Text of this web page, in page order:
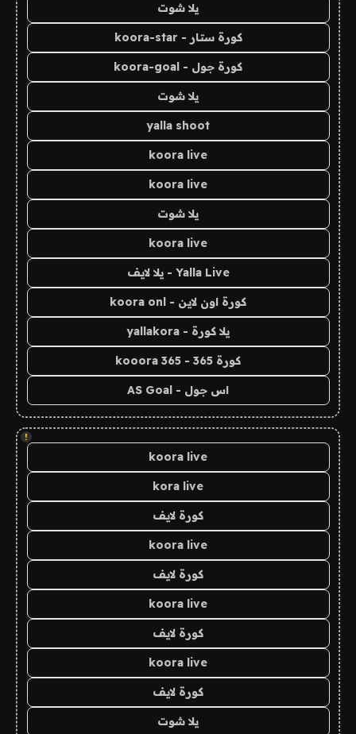
يلا شوت
كورة ستار - koora-star
كورة جول - koora-goal
يلا شوت
yalla shoot
koora live
koora live
يلا شوت
koora live
Yalla Live - يلا لايف
كورة اون لاين - koora onl
يلا كورة - yallakora
كورة 365 - kooora 365
اس جول - AS Goal
!
koora live
kora live
كورة لايف
koora live
كورة لايف
koora live
كورة لايف
koora live
كورة لايف
يلا شوت